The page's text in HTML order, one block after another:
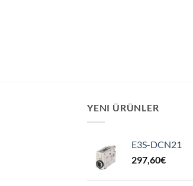
YENI ÜRÜNLER
E3S-DCN21
297,60€